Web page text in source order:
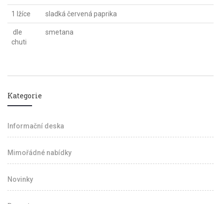
1 lžíce sladká červená paprika
dle
chuti
smetana
Kategorie
Informační deska
Mimořádné nabídky
Novinky